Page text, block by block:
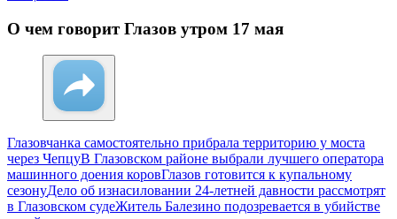
О чем говорит Глазов утром 17 мая
Глазовчанка самостоятельно прибрала территорию у моста
через ЧепцуВ Глазовском районе выбрали лучшего оператора
машинного доения коровГлазов готовится к купальному
сезонуДело об изнасиловании 24-летней давности рассмотрят
в Глазовском судеЖитель Балезино подозревается в убийстве